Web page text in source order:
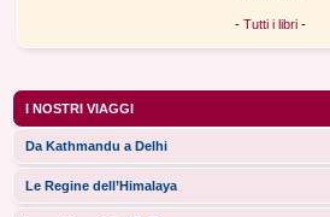
- Tutti i libri-
I NOSTRI VIAGGI
Da Kathmandu a Delhi
Le Regine dell’Himalaya